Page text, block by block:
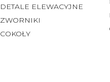
DETALE ELEWACYJNE
ZWORNIKI
COKOŁY